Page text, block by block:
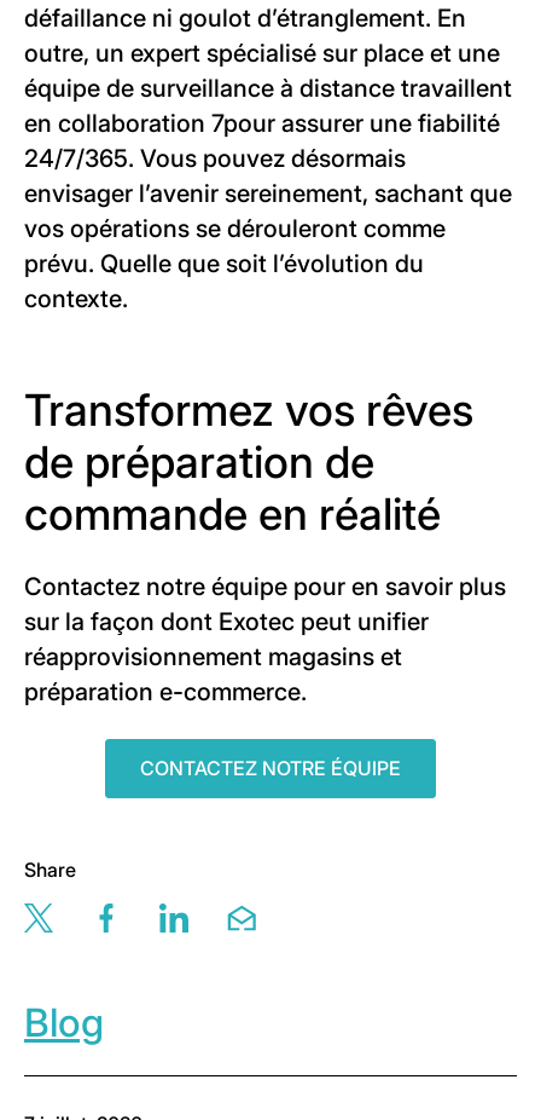
défaillance ni goulot d’étranglement. En
outre, un expert spécialisé sur place et une
équipe de surveillance à distance travaillent
en collaboration 7pour assurer une fiabilité
24/7/365. Vous pouvez désormais
envisager l’avenir sereinement, sachant que
vos opérations se dérouleront comme
prévu. Quelle que soit l’évolution du
contexte.
Transformez vos rêves
de préparation de
commande en réalité
Contactez notre équipe pour en savoir plus
sur la façon dont Exotec peut unifier
réapprovisionnement magasins et
préparation e-commerce.
CONTACTEZ NOTRE ÉQUIPE
Share
Share this page via twitter
Share this page via facebook
Share this page via linkedin
Share this page via email
Blog